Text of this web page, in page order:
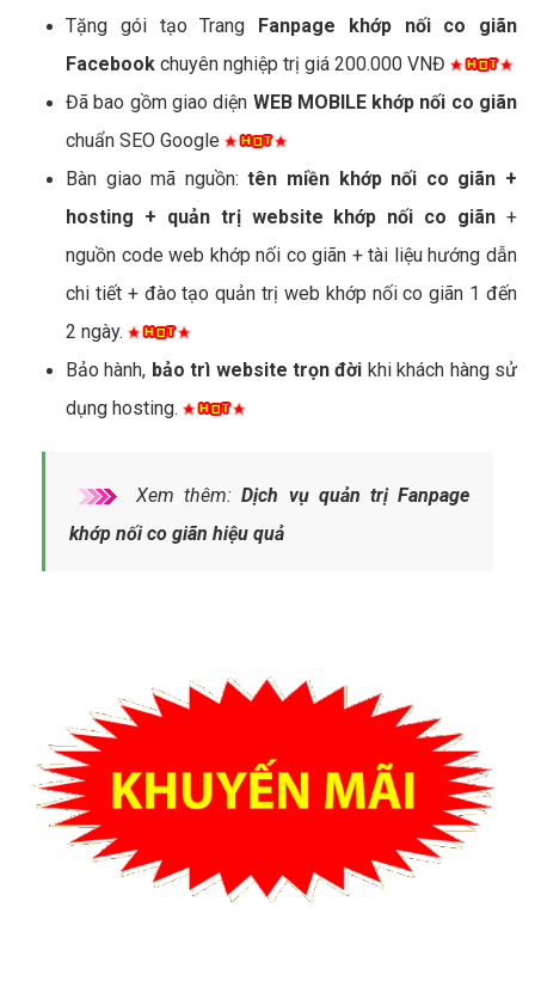
Tặng gói tạo Trang Fanpage khớp nối co giãn
Facebook chuyên nghiệp trị giá 200.000 VNĐ
Đã bao gồm giao diện WEB MOBILE khớp nối co giãn
chuẩn SEO Google
Bàn giao mã nguồn:tên miền khớp nối co giãn +
hosting + quản trị website khớp nối co giãn +
nguồn code web khớp nối co giãn + tài liệu hướng dẫn
chi tiết + đào tạo quản trị web khớp nối co giãn 1 đến
2 ngày.
Bảo hành, bảo trì website trọn đời khi khách hàng sử
dụng hosting.
Xem thêm:Dịch vụ quản trị Fanpage
khớp nối co giãn hiệu quả